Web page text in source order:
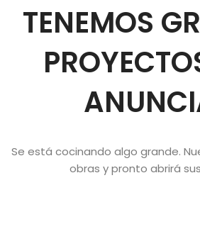
TENEMOS
Se está cocinando algo grande.
obras y pronto abrirá